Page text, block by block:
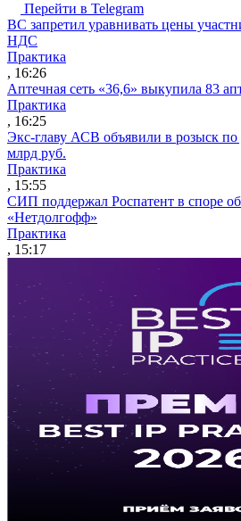
Перейти в Telegram
ВС запретил уравнивать цены
НДС
Практика
, 16:26
Аптечная сеть «36,6» выкупила 83
Практика
, 16:25
Экс-главу АСВ объявили в розыск
млрд руб.
Практика
, 15:55
СИП поддержал Роспатент в споре
«Нетдолгофф»
Практика
, 15:17